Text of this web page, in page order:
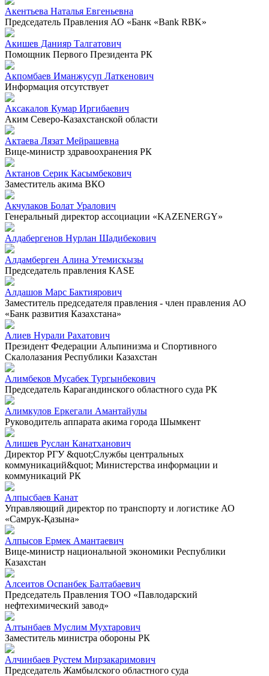
Акентьева Наталья Евгеньевна
Председатель Правления АО «Банк «Bank RBK»
Акишев Данияр Талгатович
Помощник Первого Президента РК
Акпомбаев Иманжусуп Латкенович
Информация отсутствует
Аксакалов Кумар Иргибаевич
Аким Северо-Казахстанской области
Актаева Лязат Мейрашевна
Вице-министр здравоохранения РК
Актанов Серик Касымбекович
Заместитель акима ВКО
Акчулаков Болат Уралович
Генеральный директор ассоциации «KAZENERGY»
Алдабергенов Нурлан Шадибекович
Алдамберген Алина Утемискызы
Председатель правления KASE
Алдашов Марс Бактиярович
Заместитель председателя правления - член правления АО
«Банк развития Казахстана»
Алиев Нурали Рахатович
Президент Федерации Альпинизма и Спортивного
Скалолазания Республики Казахстан
Алимбеков Мусабек Тургынбекович
Председатель Карагандинского областного суда РК
Алимкулов Еркегали Амантайулы
Руководитель аппарата акима города Шымкент
Алишев Руслан Канатханович
Директор РГУ &quot;Службы центральных
коммуникаций&quot; Министерства информации и
коммуникаций РК
Алпысбаев Канат
Управляющий директор по транспорту и логистике АО
«Самрук-Қазына»
Алпысов Ермек Амантаевич
Вице-министр национальной экономики Республики
Казахстан
Алсеитов Оспанбек Балтабаевич
Председатель Правления ТОО «Павлодарский
нефтехимический завод»
Алтынбаев Муслим Мухтарович
Заместитель министра обороны РК
Алчинбаев Рустем Мирзакаримович
Председатель Жамбылского областного суда